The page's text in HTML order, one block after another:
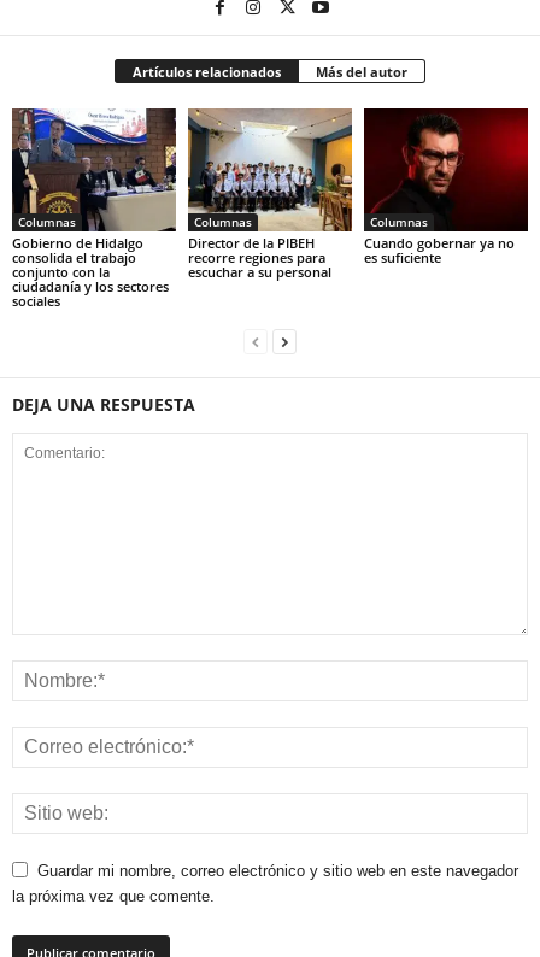
Artículos relacionados Más del autor
Columnas
Gobierno de Hidalgo
consolida el trabajo
conjunto con la
ciudadanía y los sectores
sociales
Columnas
Director de la PIBEH
recorre regiones para
escuchar a su personal
Columnas
Cuando gobernar ya no
es suficiente
DEJA UNA RESPUESTA
Guardar mi nombre, correo electrónico y sitio web en este navegador
la próxima vez que comente.